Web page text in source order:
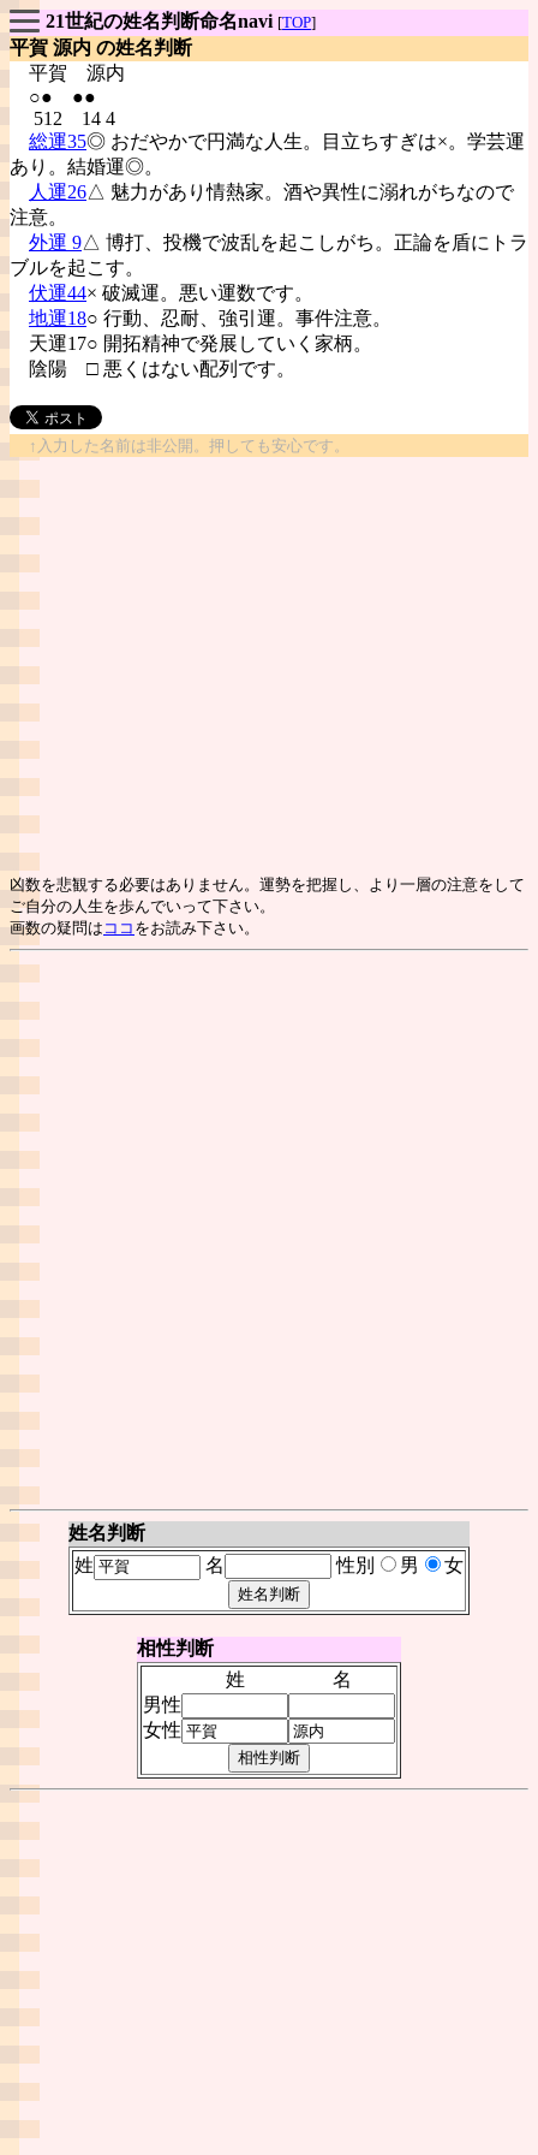
21世紀の姓名判断命名navi [TOP]
平賀 源内 の姓名判断
平賀 源内
○● ●●
512 14 4
総運35◎ おだやかで円満な人生。目立ちすぎは×。学芸運
あり。結婚運◎。
人運26△ 魅力があり情熱家。酒や異性に溺れがちなので
注意。
外運 9△ 博打、投機で波乱を起こしがち。正論を盾にトラ
ブルを起こす。
伏運44× 破滅運。悪い運数です。
地運18○ 行動、忍耐、強引運。事件注意。
天運17○ 開拓精神で発展していく家柄。
陰陽 □ 悪くはない配列です。
↑入力した名前は非公開。押しても安心です。
凶数を悲観する必要はありません。運勢を把握し、より一層の注意をして
ご自分の人生を歩んでいって下さい。
画数の疑問は ココ をお読み下さい。
姓名判断
姓
名 性別 男 女
相性判断
姓
名
男性
女性